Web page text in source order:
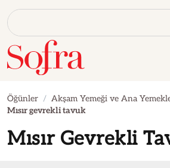
Öğünler
Akşam Yemeği ve Ana
Mısır gevrekli tavuk
Mısır Gevrekli